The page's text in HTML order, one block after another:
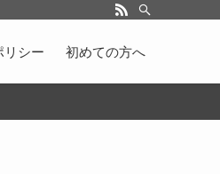
リシー 初めての方へ